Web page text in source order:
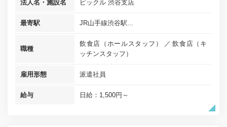
法人名・施設名 ピックル 渋谷支店
最寄駅 JR山手線渋谷駅...
職種
飲食店（ホールスタッフ）
飲食店（キ
ッチンスタッフ）
雇用形態 派遣社員
給与 日給：1,500円～